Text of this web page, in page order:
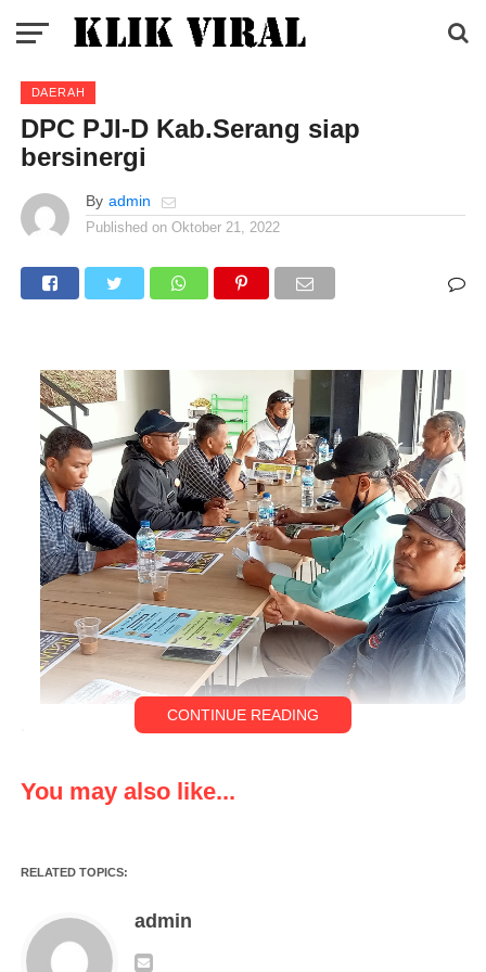
DAERAH
DPC PJI-D Kab.Serang siap
bersinergi
By admin
Published on Oktober 21, 2022
Perkumpulan Jurnalis Indonesia Demokrasi (DPC PJID)
pada Kamis, (20/10).
Rapat yang di hadiri para pengurus tersebut mengagendakan
persiapan program kerja DPC PJID Kabupaten Serang kedepan.
CONTINUE READING
You may also like...
RELATED TOPICS:
admin